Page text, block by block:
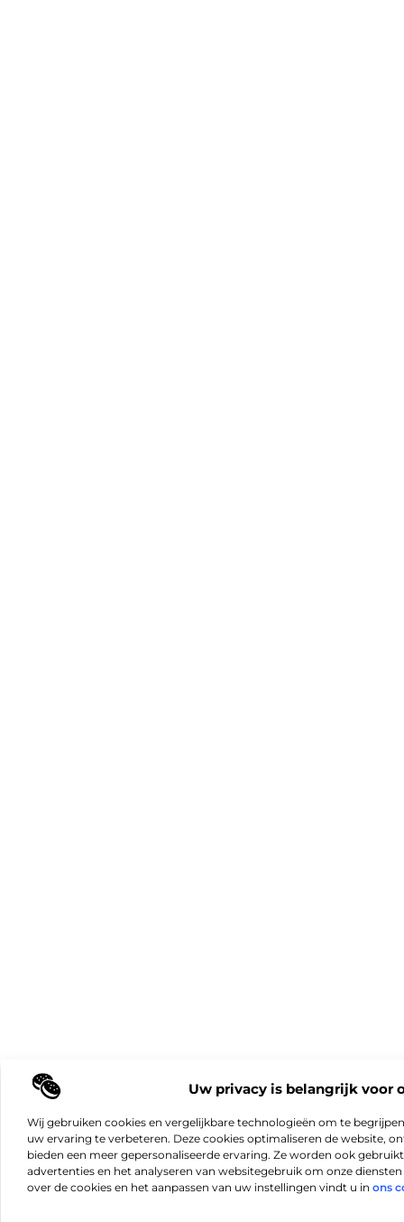
Uw privacy is belangrijk voor
Wij gebruiken cookies en vergelijkbare technologieën om te
uw ervaring te verbeteren. Deze cookies optimaliseren de website,
bieden een meer gepersonaliseerde ervaring. Ze worden ook
advertenties en het analyseren van websitegebruik om onze
over de cookies en het aanpassen van uw instellingen vindt u in ons